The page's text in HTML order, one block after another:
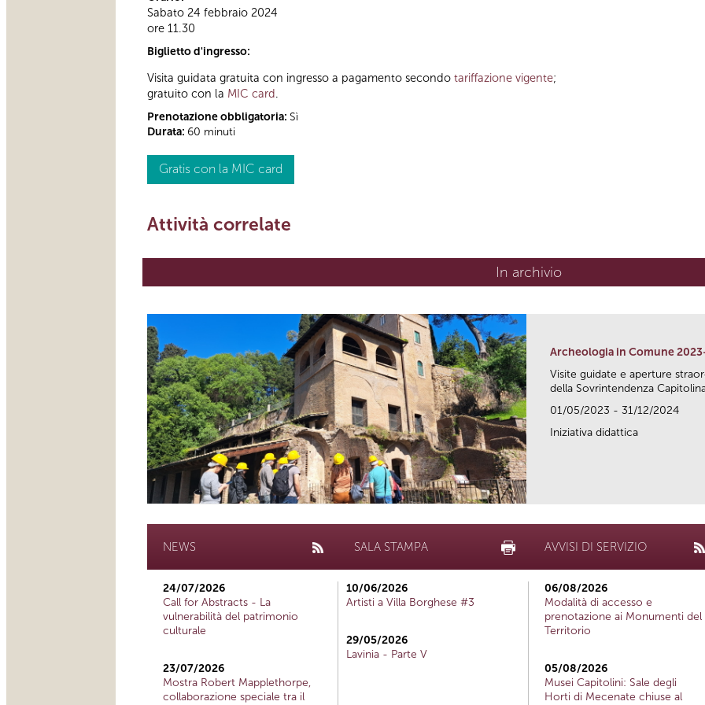
Sabato 24 febbraio 2024
ore 11.30
Biglietto d'ingresso:
Visita guidata gratuita con ingresso a pagamento secondo tariffazione vigente;
gratuito con la MIC card.
Prenotazione obbligatoria: Sì
Durata: 60 minuti
Gratis con la MIC card
Attività correlate
In archivio
Archeologia in Comune
Visite guidate e aperture
della Sovrintendenza
01/05/2023 - 31/12/2024
Iniziativa didattica
NEWS
24/07/2026
Call for Abstracts - La
vulnerabilità del patrimonio
culturale
23/07/2026
Mostra Robert Mapplethorpe,
collaborazione speciale tra il
SALA STAMPA
10/06/2026
Artisti a Villa Borghese #3
29/05/2026
Lavinia - Parte V
AVVISI DI SERVIZIO
06/08/2026
Modalità di accesso e
prenotazione ai Monumenti del
Territorio
05/08/2026
Musei Capitolini: Sale degli
Horti di Mecenate chiuse al